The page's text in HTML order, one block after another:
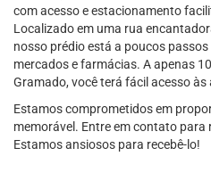
com acesso e estacionamento
Localizado em uma rua
nosso prédio está a poucos
mercados e farmácias. A apenas
Gramado, você terá fácil acesso
Estamos comprometidos em
memorável. Entre em contato
Estamos ansiosos para recebê-lo!